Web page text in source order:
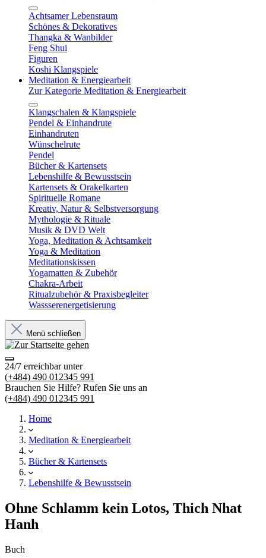
Achtsamer Lebensraum
Schönes & Dekoratives
Thangka & Wanbilder
Feng Shui
Figuren
Koshi Klangspiele
Meditation & Energiearbeit
Zur Kategorie Meditation & Energiearbeit
Klangschalen & Klangspiele
Pendel & Einhandrute
Einhandruten
Wünschelrute
Pendel
Bücher & Kartensets
Lebenshilfe & Bewusstsein
Kartensets & Orakelkarten
Spirituelle Romane
Kreativ, Natur & Selbstversorgung
Mythologie & Rituale
Musik & DVD Welt
Yoga, Meditation & Achtsamkeit
Yoga & Meditation
Meditationskissen
Yogamatten & Zubehör
Chakra-Arbeit
Ritualzubehör & Praxisbegleiter
Wassserenergetisierung
Menü schließen
24/7 erreichbar unter
(+484) 490 012345 991
Brauchen Sie Hilfe? Rufen Sie uns an
(+484) 490 012345 991
Home
Meditation & Energiearbeit
Bücher & Kartensets
Lebenshilfe & Bewusstsein
Ohne Schlamm kein Lotos, Thich Nhat
Hanh
Buch